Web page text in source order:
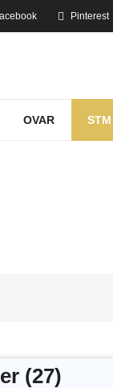
Pinterest
OVAR
(27)